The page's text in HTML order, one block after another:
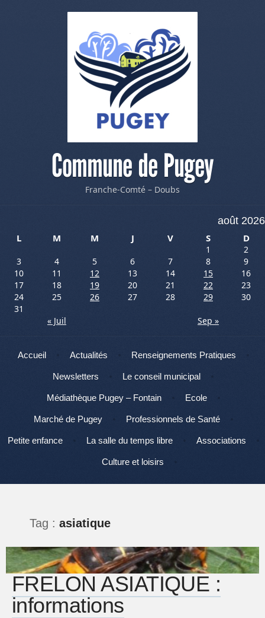
Commune de Pugey
Franche-Comté – Doubs
août 2026
L
M M J V S D
1
2
3
4 5 6 7 8
9
10
11 12 13 14 15
16
17
18 19 20 21 22
23
24
25 26 27 28 29
30
31
« Juil
Sep »
Menu
Aller au contenu
Accueil Actualités Renseignements Pratiques
Newsletters Le conseil municipal
Médiathèque Pugey – Fontain Ecole
Marché de Pugey Professionnels de Santé
Petite enfance La salle du temps libre Associations
Culture et loisirs
Tag : asiatique
FRELON ASIATIQUE :
informations